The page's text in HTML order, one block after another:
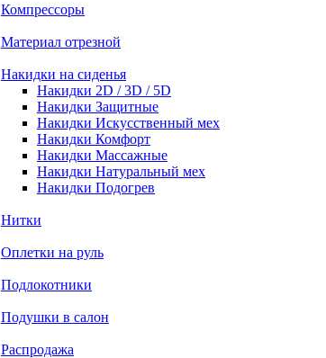
Компрессоры
Материал отрезной
Накидки на сиденья
Накидки 2D / 3D / 5D
Накидки Защитные
Накидки Искусственный мех
Накидки Комфорт
Накидки Массажные
Накидки Натуральный мех
Накидки Подогрев
Нитки
Оплетки на руль
Подлокотники
Подушки в салон
Распродажа